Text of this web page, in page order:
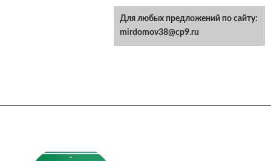
Для любых предложений по сайту:
mirdomov38@cp9.ru